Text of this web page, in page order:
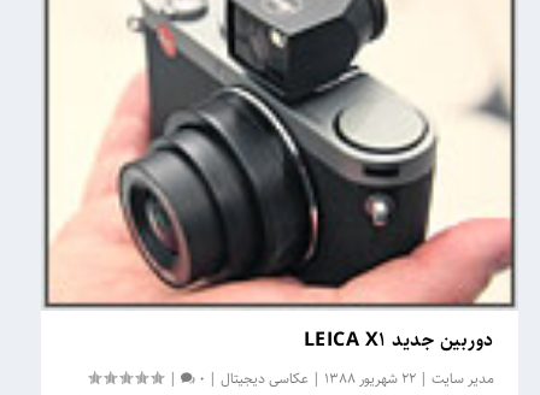
دوربین جدید LEICA X1
مدیر سایت |22 شهریور 1388 |عکاسی دیجیتال |
0
|